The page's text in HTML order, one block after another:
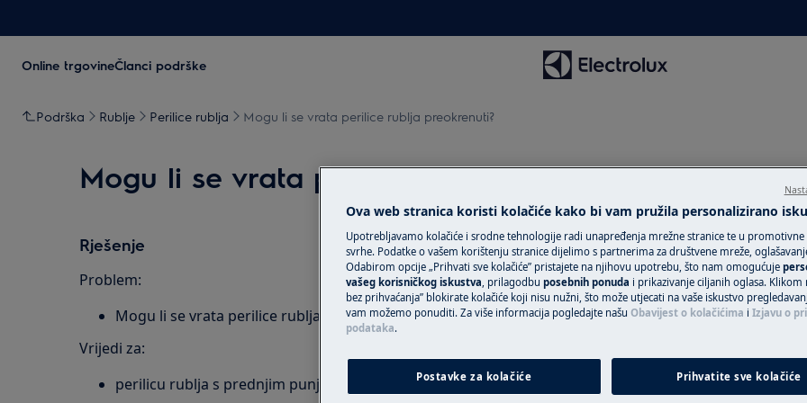
Online trgovineČlanci podrške
Podrška Rublje Perilice rublja Mogu li se vrata perilice rublja preokrenuti?
Mogu li se vrata perilice rublja preokrenuti?
Rješenje
Problem:
Mogu li se vrata perilice rublja preokrenuti?
Vrijedi za:
perilicu rublja s prednjim punjenjem (integrirana i samostojeća)
Zatražite
Povjerite svoj
tehničarima i
uslugu za svoj
uslugu „Fiksna
uređaje van
Ova web stranica koristi kolačiće kako bi vam pružila personalizirano
Upotrebljavamo kolačiće i srodne tehnologije radi unapređenja mrežne stranice te u
svrhe. Podatke o vašem korištenju stranice dijelimo s partnerima za društvene mreže,
Odabirom opcije „Prihvati sve kolačiće” pristajete na njihovu upotrebu, što nam omogućuje
vašeg korisničkog iskustva , prilagodbu posebnih ponuda i prikazivanje ciljanih oglasa. Klikom
bez prihvaćanja” blokirate kolačiće koji nisu nužni, što može utjecati na vaše iskustvo
vam možemo ponuditi. Za više informacija pogledajte našu Obavijest o kolačićima i Izjavu o
podataka.
Postavke za kolačiće Prihvatite sve kolačiće